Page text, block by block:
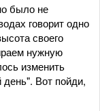
было не
говорит одно
своего
нужную
изменить
Вот пойди,